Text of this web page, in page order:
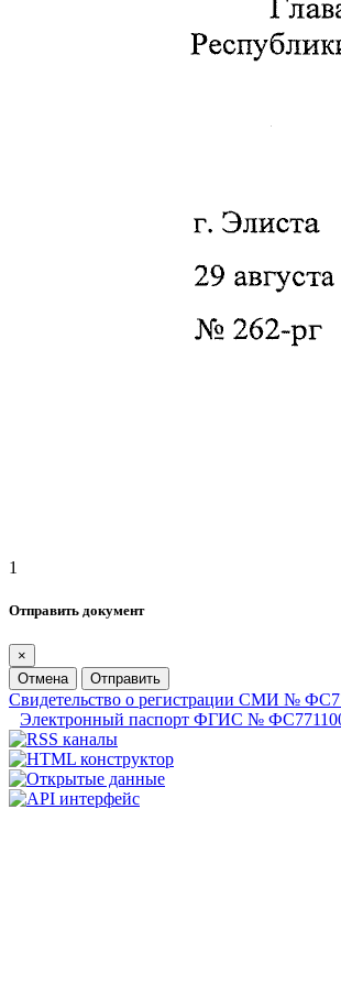
1
Отправить документ
×
Отмена
Отправить
Свидетельство о регистрации СМИ №
Электронный паспорт ФГИС №